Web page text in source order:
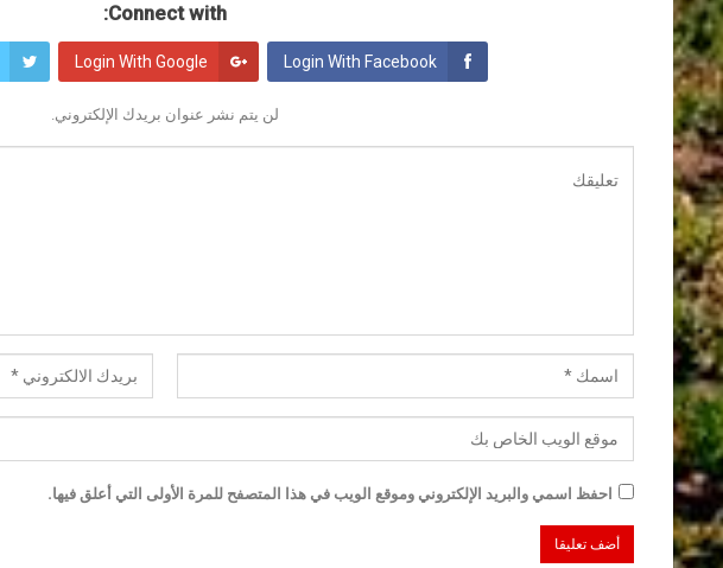
Connect with:
Login With Facebook
Login With Google
لن يتم نشر عنوان بريدك الإلكتروني.
احفظ اسمي والبريد الإلكتروني وموقع الويب في هذا المتصفح للمرة الأولى التي أعلق فيها.